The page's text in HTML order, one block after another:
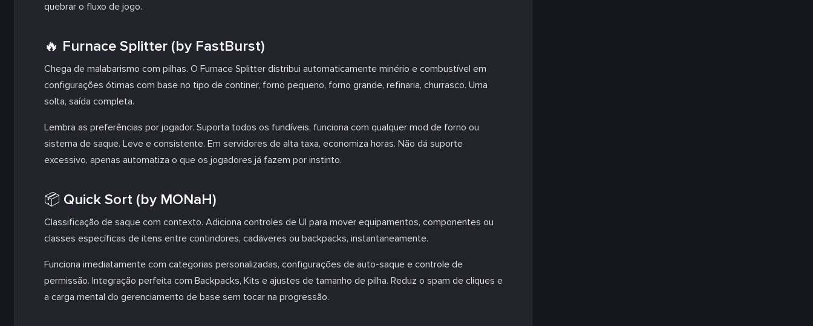
quebrar o fluxo de jogo.
🔥 Furnace Splitter (by FastBurst)
Chega de malabarismo com pilhas. O Furnace Splitter distribui automaticamente minério e combustível em
configurações ótimas com base no tipo de continer, forno pequeno, forno grande, refinaria, churrasco. Uma
solta, saída completa.
Lembra as preferências por jogador. Suporta todos os fundíveis, funciona com qualquer mod de forno ou
sistema de saque. Leve e consistente. Em servidores de alta taxa, economiza horas. Não dá suporte
excessivo, apenas automatiza o que os jogadores já fazem por instinto.
📦 Quick Sort (by MONaH)
Classificação de saque com contexto. Adiciona controles de UI para mover equipamentos, componentes ou
classes específicas de itens entre contindores, cadáveres ou backpacks, instantaneamente.
Funciona imediatamente com categorias personalizadas, configurações de auto-saque e controle de
permissão. Integração perfeita com Backpacks, Kits e ajustes de tamanho de pilha. Reduz o spam de cliques e
a carga mental do gerenciamento de base sem tocar na progressão.